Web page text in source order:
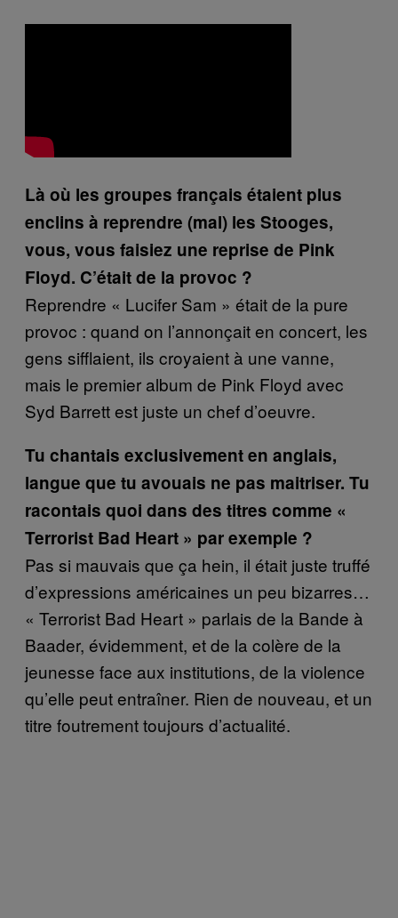
Là où les groupes français étaient plus
enclins à reprendre (mal) les Stooges,
vous, vous faisiez une reprise de Pink
Floyd. C’était de la provoc ?
Reprendre « Lucifer Sam » était de la pure
provoc : quand on l’annonçait en concert, les
gens sifflaient, ils croyaient à une vanne,
mais le premier album de Pink Floyd avec
Syd Barrett est juste un chef d’oeuvre.
Tu chantais exclusivement en anglais,
langue que tu avouais ne pas maitriser. Tu
racontais quoi dans des titres comme «
Terrorist Bad Heart » par exemple ?
Pas si mauvais que ça hein, il était juste truffé
d’expressions américaines un peu bizarres…
« Terrorist Bad Heart » parlais de la Bande à
Baader, évidemment, et de la colère de la
jeunesse face aux institutions, de la violence
qu’elle peut entraîner. Rien de nouveau, et un
titre foutrement toujours d’actualité.